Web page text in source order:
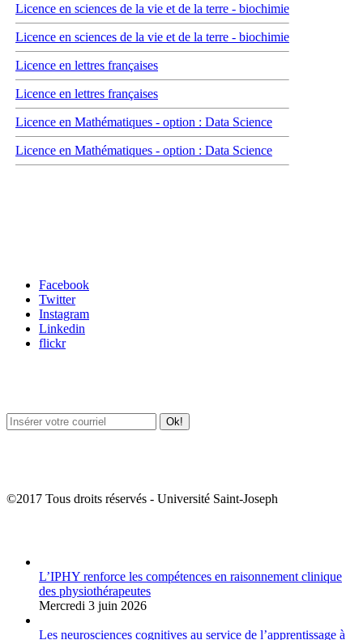
Licence en sciences de la vie et de la terre - biochimie
Licence en sciences de la vie et de la terre - biochimie
Licence en lettres françaises
Licence en lettres françaises
Licence en Mathématiques - option : Data Science
Licence en Mathématiques - option : Data Science
Facebook
Twitter
Instagram
Linkedin
flickr
©2017 Tous droits réservés - Université Saint-Joseph
L’IPHY renforce les compétences en raisonnement clinique
des physiothérapeutes
Mercredi 3 juin 2026
Les neurosciences cognitives au service de l’apprentissage à